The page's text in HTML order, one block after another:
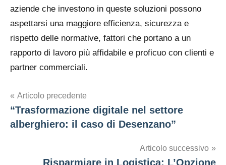
aziende che investono in queste soluzioni possono
aspettarsi una maggiore efficienza, sicurezza e
rispetto delle normative, fattori che portano a un
rapporto di lavoro più affidabile e proficuo con clienti e
partner commerciali.
Navigazione
articoli
Articolo precedente
“Trasformazione digitale nel settore
alberghiero: il caso di Desenzano”
Articolo successivo
Risparmiare in Logistica: L’Opzione